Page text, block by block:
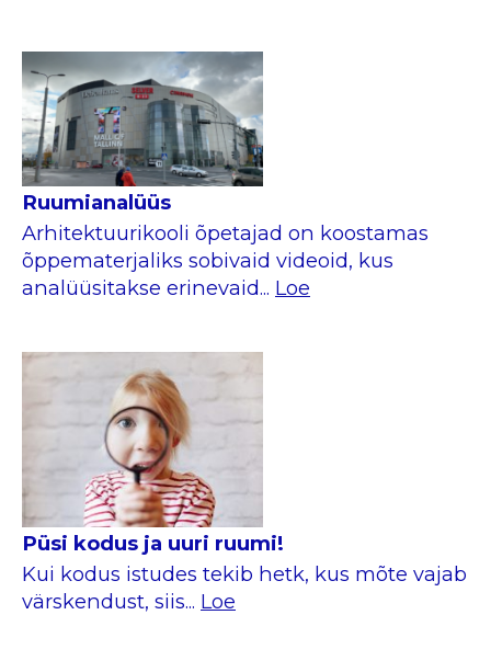
Ruumianalüüs
Arhitektuurikooli õpetajad on koostamas
õppematerjaliks sobivaid videoid, kus
analüüsitakse erinevaid... Loe
Püsi kodus ja uuri ruumi!
Kui kodus istudes tekib hetk, kus mõte vajab
värskendust, siis... Loe